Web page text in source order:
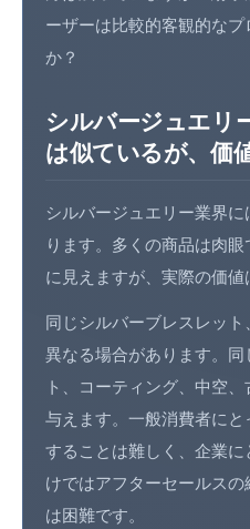
ーザーは比較的客観的な
か？
シルバージュエリ
は似ているが、価
シルバージュエリー業界
ります。多くの商品は肉
に見えますが、実際の価値
同じシルバーブレスレッ
異なる場合があります。
ト、コーティング、中空
与えます。一般消費者に
することは難しく、企業
けではアフターセールス
は困難です。